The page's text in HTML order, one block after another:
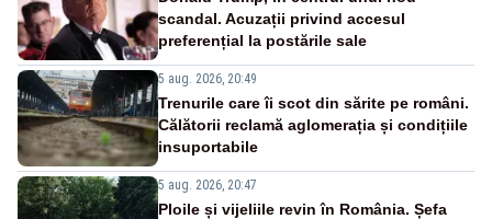
scandal. Acuzații privind accesul
preferențial la postările sale
5 aug. 2026, 20:49
Trenurile care îi scot din sărite pe români.
Călătorii reclamă aglomerația și condițiile
insuportabile
5 aug. 2026, 20:47
Ploile și vijeliile revin în România. Șefa